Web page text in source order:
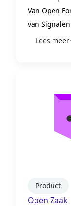
Van Open
van Signalen
Lees meer
Product
Open Zaak